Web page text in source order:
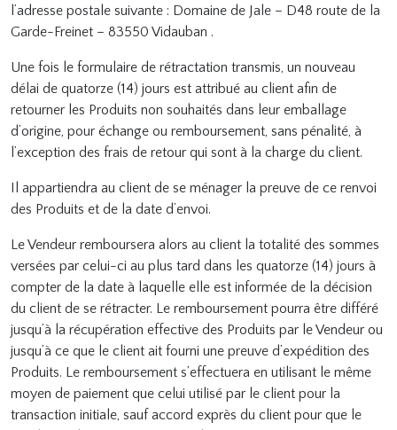
l’adresse postale suivante : Domaine de Jale – D48 route de la
Garde-Freinet – 83550 Vidauban .
Une fois le formulaire de rétractation transmis, un nouveau
délai de quatorze (14) jours est attribué au client afin de
retourner les Produits non souhaités dans leur emballage
d’origine, pour échange ou remboursement, sans pénalité, à
l’exception des frais de retour qui sont à la charge du client.
Il appartiendra au client de se ménager la preuve de ce renvoi
des Produits et de la date d’envoi.
Le Vendeur remboursera alors au client la totalité des sommes
versées par celui-ci au plus tard dans les quatorze (14) jours à
compter de la date à laquelle elle est informée de la décision
du client de se rétracter. Le remboursement pourra être différé
jusqu’à la récupération effective des Produits par le Vendeur ou
jusqu’à ce que le client ait fourni une preuve d’expédition des
Produits. Le remboursement s’effectuera en utilisant le même
moyen de paiement que celui utilisé par le client pour la
transaction initiale, sauf accord exprès du client pour que le